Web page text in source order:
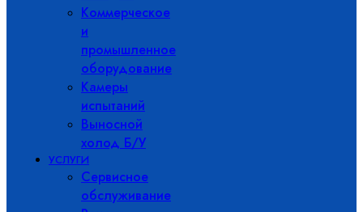
Коммерческое
и
промышленное
оборудование
Камеры
испытаний
Выносной
холод Б/У
УСЛУГИ
Сервисное
обслуживание